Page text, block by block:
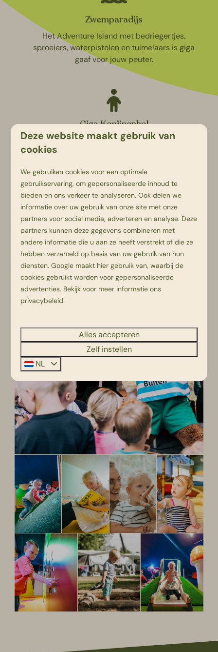
Zwemparadijs
Het Adventure Island met bedriegertjes,
sproeiers, waterpistolen en tuimelaars is giga
gaaf voor jouw peuter.
Giga Konijnenhol
De mooiste avonturen beleef je onder de grond: in
het Giga Konijnenhol, het huis van Bultje. Kom een
30+ speeltuinen
Oneindig veel speeltuintjes vlak bij je
kampeerplek of accommodatie, zodat je een
oogje in het zeil kunt houden.
Deze website maakt gebruik van
cookies
We gebruiken cookies voor een optimale
gebruikservaring, om gepersonaliseerde inhoud te
bieden en ons verkeer te analyseren. Ook delen we
informatie over uw gebruik van onze site met onze
partners voor social media, adverteren en analyse. Deze
partners kunnen deze gegevens combineren met
andere informatie die u aan ze heeft verstrekt of die ze
hebben verzameld op basis van uw gebruik van hun
diensten.Google maakt hier gebruik van, waarbij de
cookies gebruikt worden voor gepersonaliseerde
advertenties. Bekijk voor meer informatie ons
privacybeleid.
Alles accepteren
Zelf instellen
NL